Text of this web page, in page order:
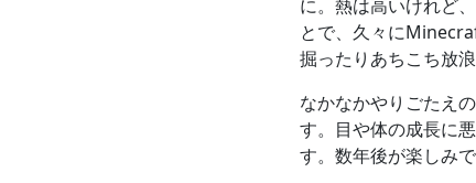
に。熱は高いけれど
とで、久々に
掘ったりあちこち放
なかなかやりごたえ
す。目や体の成長に
す。数年後が楽しみ